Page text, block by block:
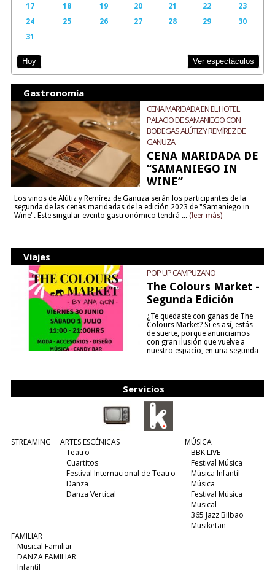
17
18 19 20 21 22
23
24
25 26 27 28 29
30
31
Hoy Ver espectáculos
Gastronomía
CENA MARIDADA EN EL HOTEL
PALACIO DE SAMANIEGO CON
BODEGAS ALÚTIZ Y REMÍREZ DE
GANUZA
CENA MARIDADA DE
“SAMANIEGO IN
WINE”
Los vinos de Alútiz y Remírez de Ganuza serán los participantes de la
segunda de las cenas maridadas de la edición 2023 de "Samaniego in
Wine". Este singular evento gastronómico tendrá ... (leer más)
Viajes
POP UP CAMPUZANO
The Colours Market -
Segunda Edición
¿Te quedaste con ganas de The
Colours Market? Si es así, estás
de suerte, porque anunciamos
con gran ilusión que vuelve a
nuestro espacio, en una segunda
Servicios
STREAMING
ARTES ESCÉNICAS
Teatro
Cuartitos
Festival Internacional de Teatro
Danza
Danza Vertical
MÚSICA
BBK LIVE
Festival Música
Música Infantil
Música
Festival Música
Musical
365 Jazz Bilbao
Musiketan
FAMILIAR
Musical Familiar
DANZA FAMILIAR
Infantil